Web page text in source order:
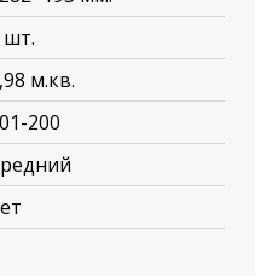
шт.
м.кв.
200